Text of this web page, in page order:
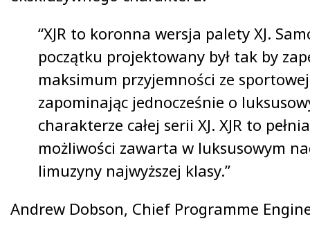
“XJR to koronna wersja palety XJ.
początku projektowany był tak by
maksimum przyjemności ze
zapominając jednocześnie o
charakterze całej serii XJ. XJR to
możliwości zawarta w luksusowym
limuzyny najwyższej klasy.”
Andrew Dobson, Chief Programme